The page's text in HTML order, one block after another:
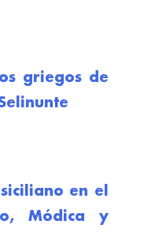
griegos de
en el
Módica y